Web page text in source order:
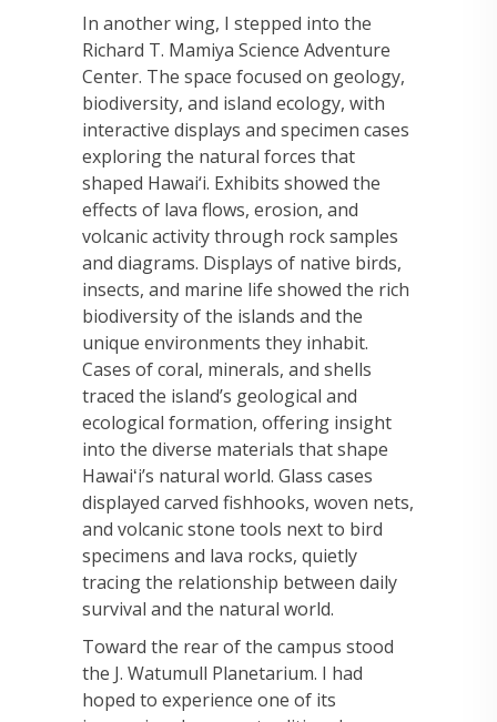
In another wing, I stepped into the
Richard T. Mamiya Science Adventure
Center. The space focused on geology,
biodiversity, and island ecology, with
interactive displays and specimen cases
exploring the natural forces that
shaped Hawai‘i. Exhibits showed the
effects of lava flows, erosion, and
volcanic activity through rock samples
and diagrams. Displays of native birds,
insects, and marine life showed the rich
biodiversity of the islands and the
unique environments they inhabit.
Cases of coral, minerals, and shells
traced the island’s geological and
ecological formation, offering insight
into the diverse materials that shape
Hawaiʻi’s natural world. Glass cases
displayed carved fishhooks, woven nets,
and volcanic stone tools next to bird
specimens and lava rocks, quietly
tracing the relationship between daily
survival and the natural world.
Toward the rear of the campus stood
the J. Watumull Planetarium. I had
hoped to experience one of its